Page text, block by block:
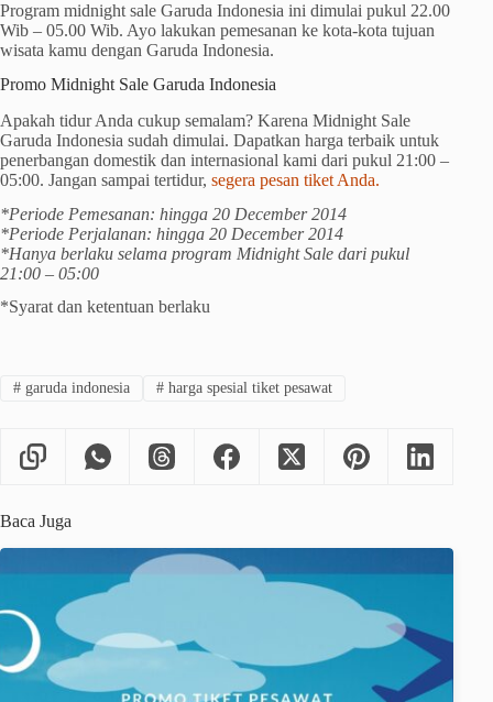
Program midnight sale Garuda Indonesia ini dimulai pukul 22.00
Wib – 05.00 Wib. Ayo lakukan pemesanan ke kota-kota tujuan
wisata kamu dengan Garuda Indonesia.
Promo Midnight Sale Garuda Indonesia
Apakah tidur Anda cukup semalam? Karena Midnight Sale
Garuda Indonesia sudah dimulai. Dapatkan harga terbaik untuk
penerbangan domestik dan internasional kami dari pukul 21:00 –
05:00. Jangan sampai tertidur, segera pesan tiket Anda.
*Periode Pemesanan: hingga 20 December 2014
*Periode Perjalanan: hingga 20 December 2014
*Hanya berlaku selama program Midnight Sale dari pukul
21:00 – 05:00
*Syarat dan ketentuan berlaku
#garuda indonesia #harga spesial tiket pesawat
Baca Juga